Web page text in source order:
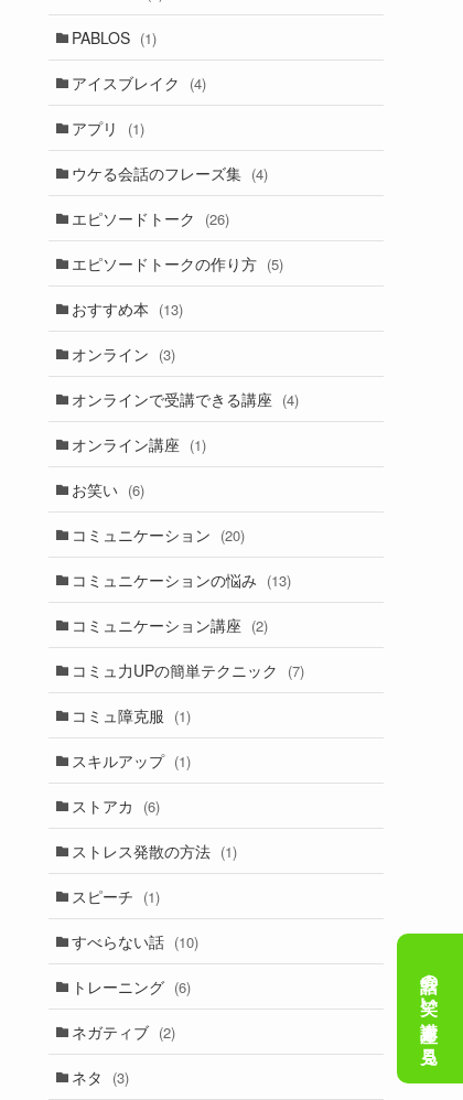
PABLOS (1)
アイスブレイク (4)
アプリ (1)
ウケる会話のフレーズ集 (4)
エピソードトーク (26)
エピソードトークの作り方 (5)
おすすめ本 (13)
オンライン (3)
オンラインで受講できる講座 (4)
オンライン講座 (1)
お笑い (6)
コミュニケーション (20)
コミュニケーションの悩み (13)
コミュニケーション講座 (2)
コミュ力UPの簡単テクニック (7)
コミュ障克服 (1)
スキルアップ (1)
ストアカ (6)
ストレス発散の方法 (1)
スピーチ (1)
すべらない話 (10)
トレーニング (6)
ネガティブ (2)
ネタ (3)
会話の笑い講座を見る